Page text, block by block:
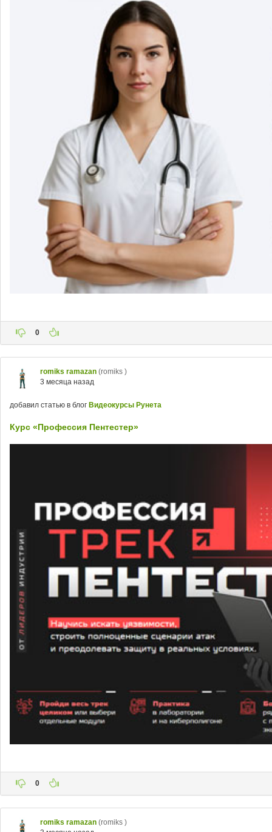
0
romiks ramazan (romiks )
3 месяца назад
добавил статью в блог Видеокурсы Рунета
Курс «Профессия Пентестер»
0
romiks ramazan (romiks )